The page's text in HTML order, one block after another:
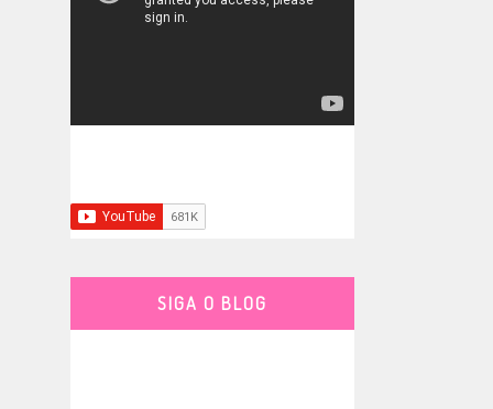
SIGA O BLOG